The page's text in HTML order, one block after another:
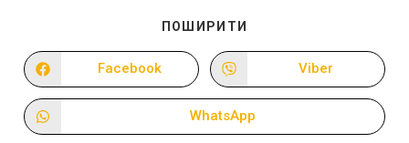
ПОШИРИТИ
ВМІСТОМ
Відкрити
в
новому
Facebook
Відкрити
в
новому
Viber
Відкрити
в
WhatsApp